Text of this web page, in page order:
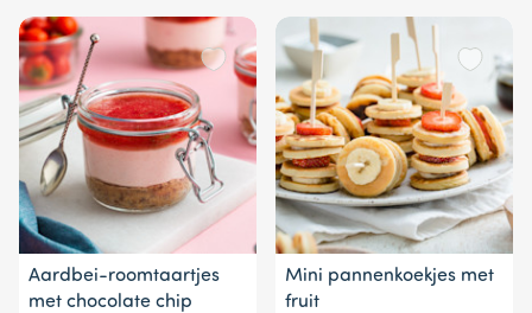
Aardbei-roomtaartjes
met chocolate chip
Mini pannenkoekjes met
fruit